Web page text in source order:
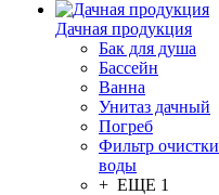
Дачная продукция
Бак для душа
Бассейн
Ванна
Унитаз дачный
Погреб
Фильтр очистки
воды
+ ЕЩЕ 1